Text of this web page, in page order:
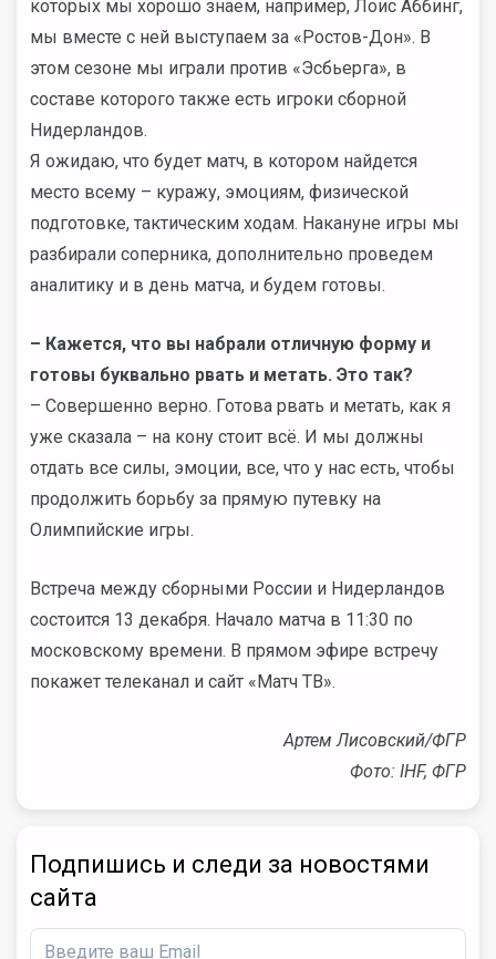
которых мы хорошо знаем, например, Лоис Аббинг,
мы вместе с ней выступаем за «Ростов-Дон». В
этом сезоне мы играли против «Эсбьерга», в
составе которого также есть игроки сборной
Нидерландов.
Я ожидаю, что будет матч, в котором найдется
место всему – куражу, эмоциям, физической
подготовке, тактическим ходам. Накануне игры мы
разбирали соперника, дополнительно проведем
аналитику и в день матча, и будем готовы.
– Кажется, что вы набрали отличную форму и
готовы буквально рвать и метать. Это так?
– Совершенно верно. Готова рвать и метать, как я
уже сказала – на кону стоит всё. И мы должны
отдать все силы, эмоции, все, что у нас есть, чтобы
продолжить борьбу за прямую путевку на
Олимпийские игры.
Встреча между сборными России и Нидерландов
состоится 13 декабря. Начало матча в 11:30 по
московскому времени. В прямом эфире встречу
покажет телеканал и сайт «Матч ТВ».
Артем Лисовский/ФГР
Фото: IHF, ФГР
Подпишись и следи за новостями
сайта